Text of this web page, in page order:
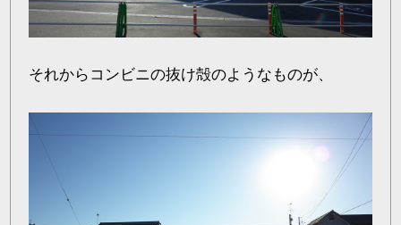
それからコンビニの抜け殻のようなものが、